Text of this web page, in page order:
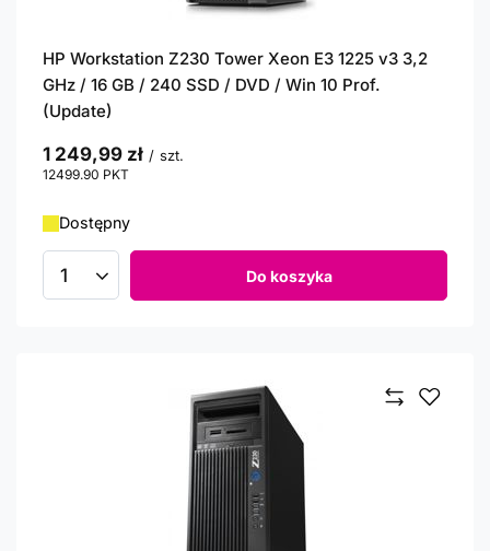
HP Workstation Z230 Tower Xeon E3 1225 v3 3,2
GHz / 16 GB / 240 SSD / DVD / Win 10 Prof.
(Update)
1 249,99 zł / szt.
12499.90 PKT
Dostępny
Ilość produktów Do koszyka